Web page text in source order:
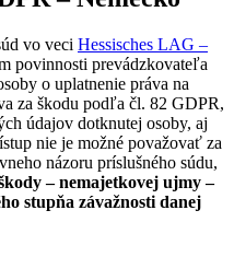
vo veci Hessisches LAG –
povinnosti prevádzkovateľa
o uplatnenie práva na
za škodu podľa čl. 82 GDPR,
údajov dotknutej osoby, aj
nie je možné považovať za
názoru príslušného súdu,
– nemajetkovej ujmy –
stupňa závažnosti danej